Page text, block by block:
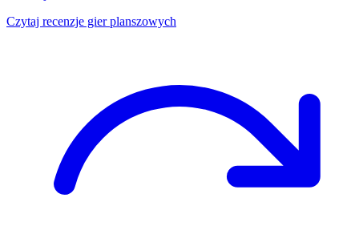
Czytaj recenzje gier planszowych